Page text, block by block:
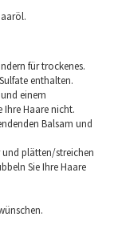
für trockenes.
enthalten.
einem
Ihre Haare nicht.
Balsam und
und plätten/streichen
Sie Ihre Haare